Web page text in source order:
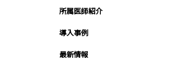
所属医師紹介
導入事例
最新情報